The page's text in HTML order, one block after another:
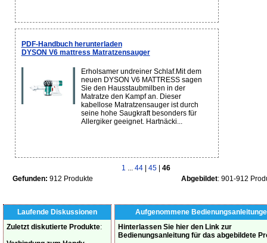
PDF-Handbuch herunterladen
DYSON V6 mattress Matratzensauger
Erholsamer undreiner Schlaf.Mit dem
neuen DYSON V6 MATTRESS sagen
Sie den Hausstaubmilben in der
Matratze den Kampf an. Dieser
kabellose Matratzensauger ist durch
seine hohe Saugkraft besonders für
Allergiker geeignet. Hartnäcki...
1 ... 44 45
46
Gefunden: 912 Produkte Abgebildet: 901-912
Laufende Diskussionen
Zuletzt diskutierte Produkte:
Aufgenommene
Hinterlassen Sie hier den Link zur
Bedienungsanleitung für das abgebildete